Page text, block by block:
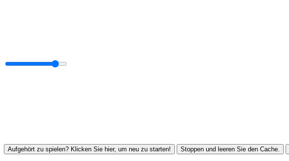
Aufgehört zu spielen? Klicken Sie hier, um neu zu starten! Stoppen und leeren Sie den Cache.